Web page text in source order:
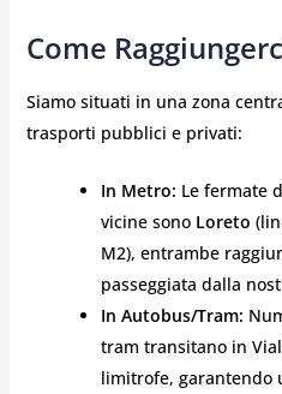
Come
Siamo situati in una zona
trasporti pubblici e privati:
In Metro: Le fermate
vicine sono Loreto
M2), entrambe
passeggiata dalla
In Autobus/Tram:
tram transitano in
limitrofe, garantendo